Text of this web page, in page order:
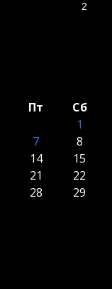
2
Пт
Сб
1
7
8
14
15
21
22
28
29